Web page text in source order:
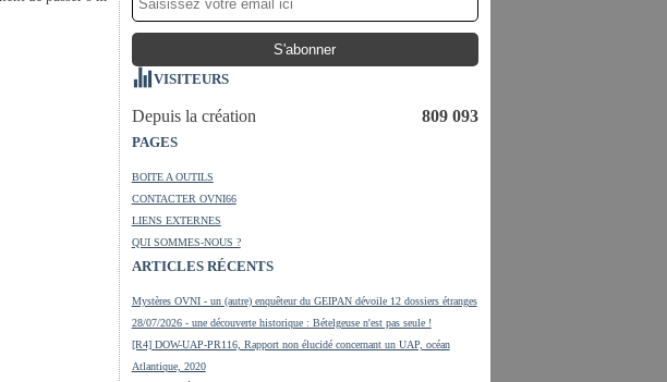
VISITEURS
Depuis la création 809 093
PAGES
BOITE A OUTILS
CONTACTER OVNI66
LIENS EXTERNES
QUI SOMMES-NOUS ?
ARTICLES RÉCENTS
Mystères OVNI - un (autre) enquêteur du GEIPAN dévoile 12 dossiers étranges
28/07/2026 - une découverte historique : Bételgeuse n'est pas seule !
[R4] DOW-UAP-PR116, Rapport non élucidé concernant un UAP, océan
Atlantique, 2020